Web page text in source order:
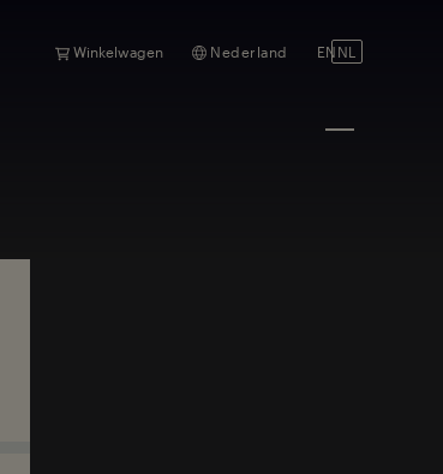
Winkelwagen Nederland EN NL